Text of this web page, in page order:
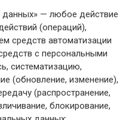
данных» — любое действие
(операций),
средств автоматизации
с персональными
систематизацию,
(обновление, изменение),
(распространение,
блокирование,